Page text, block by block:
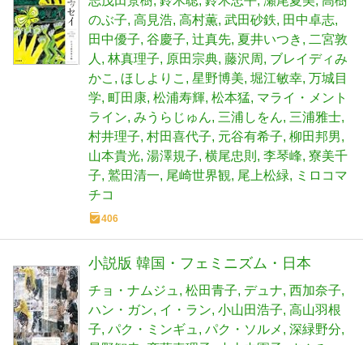
のぶ子 高見浩 高村薫 武田砂鉄
田中卓志
田中優子 谷慶子 辻真先 夏井いつき
二宮敦
人
林真理子 原田宗典 藤沢周
ブレイディみ
かこ
ほしよりこ 星野博美 堀江敏幸 万城目
学 町田康 松浦寿輝 松本猛 マライ・メント
ライン みうらじゅん 三浦しをん 三浦雅士
村井理子 村田喜代子 元谷有希子 柳田邦男
山本貴光 湯澤規子 横尾忠則 李琴峰 寮美千
子 鷲田清一 尾崎世界観 尾上松緑
ミロコマ
チコ
406
小説版 韓国・フェミニズム・日本
チョ・ナムジュ 松田青子 デュナ 西加奈子
ハン・ガン イ・ラン 小山田浩子 高山羽根
子 パク・ミンギュ パク・ソルメ
深緑野分